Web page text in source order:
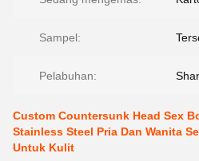
Sampel:
Pelabuhan:
Custom Countersunk Head Sex
Stainless Steel Pria Dan Wanita
Untuk Kulit